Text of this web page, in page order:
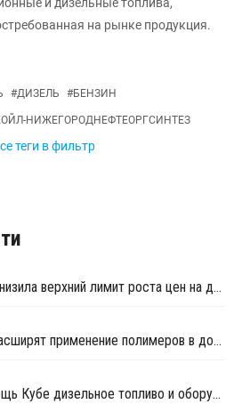
на рынке продукция.
#ДИЗЕЛЬ #БЕНЗИН
НИЖЕГОРОДНЕФТЕОРГСИНТЕЗ
теги в фильтр
Петербургская биржа снизила верхний лимит роста цен на дизель до 0,01%
СИБУР и Росавтодор расширят применение полимеров в дорожном строительстве
Россия направит в помощь Кубе дизельное топливо и оборудование на USD62 млн